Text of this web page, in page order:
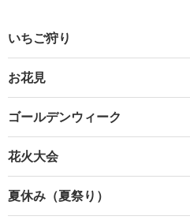
いちご狩り
お花見
ゴールデンウィーク
花火大会
夏休み（夏祭り）